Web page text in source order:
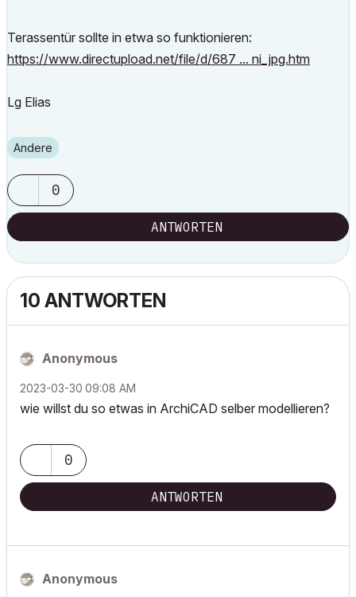
Terassentür sollte in etwa so funktionieren:
https://www.directupload.net/file/d/687 ... ni_jpg.htm
Lg Elias
Andere
0
ANTWORTEN
10 ANTWORTEN
Anonymous
‎2023-03-30 09:08 AM
wie willst du so etwas in ArchiCAD selber modellieren?
0
ANTWORTEN
Anonymous